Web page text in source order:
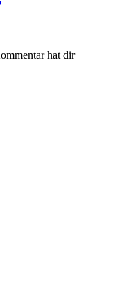
hat dir